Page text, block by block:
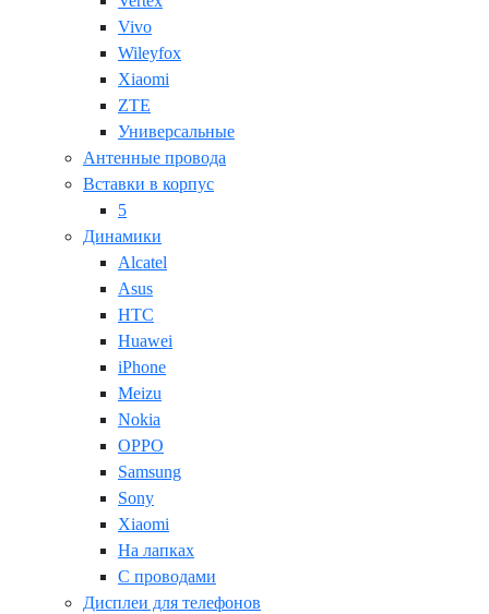
Vivo
Wileyfox
Xiaomi
ZTE
Универсальные
Антенные провода
Вставки в корпус
5
Динамики
Alcatel
Asus
HTC
Huawei
iPhone
Meizu
Nokia
OPPO
Samsung
Sony
Xiaomi
На лапках
С проводами
Дисплеи для телефонов